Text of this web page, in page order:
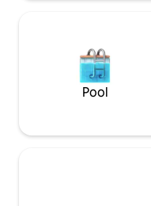
Pool